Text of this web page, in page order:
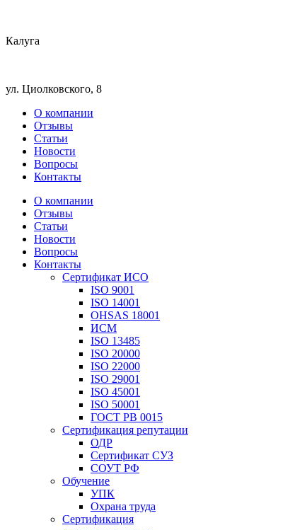
Калуга
ул. Циолковского, 8
О компании
Отзывы
Статьи
Новости
Вопросы
Контакты
О компании
Отзывы
Статьи
Новости
Вопросы
Контакты
Сертификат ИСО
ISO 9001
ISO 14001
OHSAS 18001
ИСМ
ISO 13485
ISO 20000
ISO 22000
ISO 29001
ISO 45001
ISO 50001
ГОСТ РВ 0015
Сертификация репутации
ОДР
Сертификат СУЗ
СОУТ РФ
Обучение
УПК
Охрана труда
Сертификация